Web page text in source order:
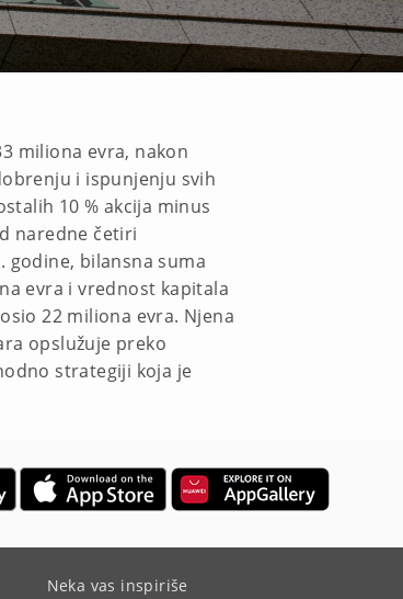
miliona evra, nakon
i ispunjenju svih
10 % akcija minus
naredne četiri
godine, bilansna suma
evra i vrednost kapitala
22 miliona evra. Njena
opslužuje preko
strategiji koja je
Neka vas inspiriše